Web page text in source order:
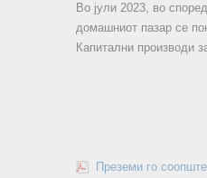
Во јули 2023, во
домашниот пазар се
Капитални производи
Преземи го